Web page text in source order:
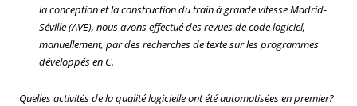
la conception et la construction du train à grande vitesse Madrid-
Séville (AVE), nous avons effectué des revues de code logiciel,
manuellement, par des recherches de texte sur les programmes
développés en C.
Quelles activités de la qualité logicielle ont été automatisées en premier?